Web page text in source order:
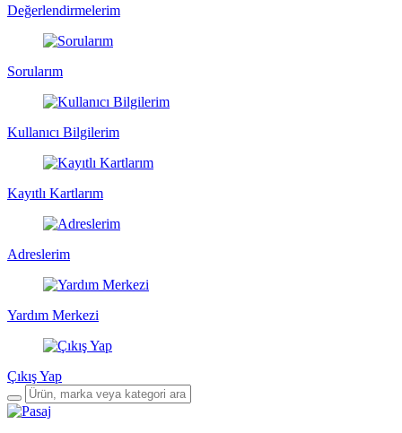
Değerlendirmelerim
Sorularım
Kullanıcı Bilgilerim
Kayıtlı Kartlarım
Adreslerim
Yardım Merkezi
Çıkış Yap